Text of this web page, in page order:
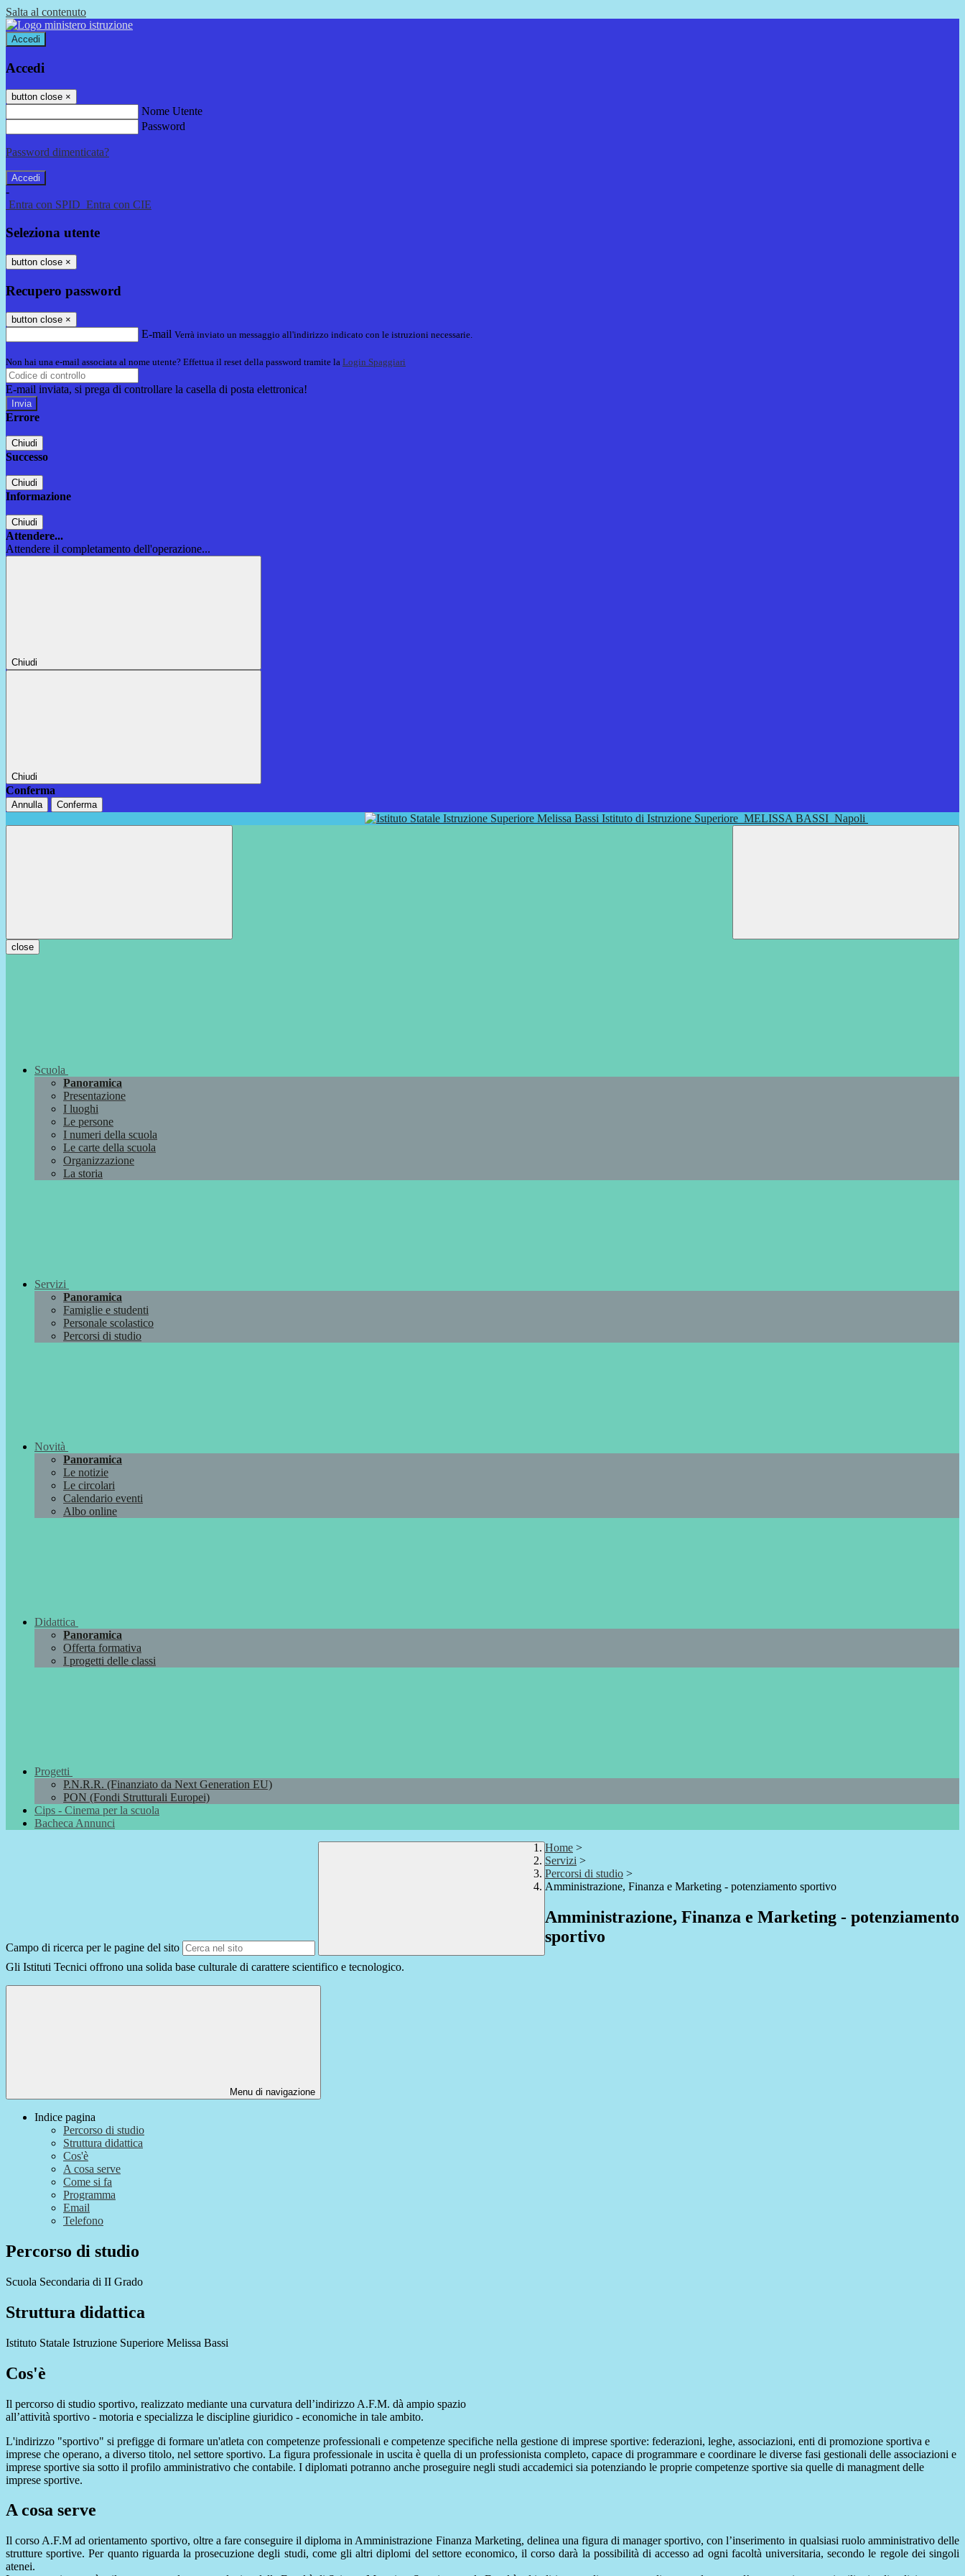
Salta al contenuto
Accedi
Accedi
button close ×
Nome Utente
Password
Password dimenticata?
-
Entra con SPID Entra con CIE
Seleziona utente
button close ×
Recupero password
button close ×
E-mail Verrà inviato un messaggio all'indirizzo indicato con le istruzioni necessarie.
Non hai una e-mail associata al nome utente? Effettua il reset della password tramite la Login Spaggiari
E-mail inviata, si prega di controllare la casella di posta elettronica!
Errore
Chiudi
Successo
Chiudi
Informazione
Chiudi
Attendere...
Attendere il completamento dell'operazione...
Chiudi
Chiudi
Conferma
Annulla Conferma
Istituto di Istruzione Superiore MELISSA BASSI Napoli
close
Scuola
Panoramica
Presentazione
I luoghi
Le persone
I numeri della scuola
Le carte della scuola
Organizzazione
La storia
Servizi
Panoramica
Famiglie e studenti
Personale scolastico
Percorsi di studio
Novità
Panoramica
Le notizie
Le circolari
Calendario eventi
Albo online
Didattica
Panoramica
Offerta formativa
I progetti delle classi
Progetti
P.N.R.R. (Finanziato da Next Generation EU)
PON (Fondi Strutturali Europei)
Cips - Cinema per la scuola
Bacheca Annunci
Campo di ricerca per le pagine del sito
Home >
Servizi >
Percorsi di studio >
Amministrazione, Finanza e Marketing - potenziamento sportivo
Amministrazione, Finanza e Marketing - potenziamento
sportivo
Gli Istituti Tecnici offrono una solida base culturale di carattere scientifico e tecnologico.
Menu di navigazione
Indice pagina
Percorso di studio
Struttura didattica
Cos'è
A cosa serve
Come si fa
Programma
Email
Telefono
Percorso di studio
Scuola Secondaria di II Grado
Struttura didattica
Istituto Statale Istruzione Superiore Melissa Bassi
Cos'è
Il percorso di studio sportivo, realizzato mediante una curvatura dell’indirizzo A.F.M. dà ampio spazio
all’attività sportivo - motoria e specializza le discipline giuridico - economiche in tale ambito.
L'indirizzo "sportivo" si prefigge di formare un'atleta con competenze professionali e competenze specifiche nella gestione di imprese sportive: federazioni, leghe, associazioni, enti di promozione sportiva e
imprese che operano, a diverso titolo, nel settore sportivo. La figura professionale in uscita è quella di un professionista completo, capace di programmare e coordinare le diverse fasi gestionali delle associazioni e
imprese sportive sia sotto il profilo amministrativo che contabile. I diplomati potranno anche proseguire negli studi accademici sia potenziando le proprie competenze sportive sia quelle di managment delle
imprese sportive.
A cosa serve
Il corso A.F.M ad orientamento sportivo, oltre a fare conseguire il diploma in Amministrazione Finanza Marketing, delinea una figura di manager sportivo, con l’inserimento in qualsiasi ruolo amministrativo delle
strutture sportive. Per quanto riguarda la prosecuzione degli studi, come gli altri diplomi del settore economico, il corso darà la possibilità di accesso ad ogni facoltà universitaria, secondo le regole dei singoli
atenei.